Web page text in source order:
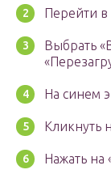
Перейти в
Выбрать
На синем
Кликнуть
Нажать на